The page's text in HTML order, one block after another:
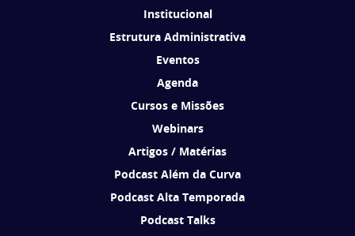
Institucional
Estrutura Administrativa
Eventos
Agenda
Cursos e Missões
Webinars
Artigos / Matérias
Podcast Além da Curva
Podcast Alta Temporada
Podcast Talks